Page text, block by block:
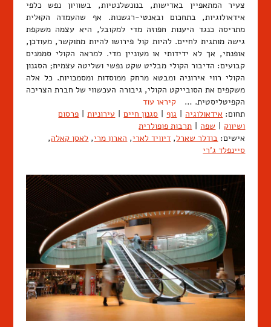
צעיר המתאפיין באדישות, בנונשלנטיות, בשוויון נפש כלפי
אידאולוגיות, בתחכום ובאנטי-רגשנות. אף שהעמדה הקוּלית
מתריסה כנגד היענות חפוזה מדי למקובל, היא עצמה משקפת
גישה מותגית לחיים. להיות קול פירושו להיות מתוקשר, מעודכן,
אופנתי, אך לא ידידותי או מעוניין מדי. למראה הקולי סממנים
קבועים: הדיבור הקולי מבליט שקט נפשי ושליטה עצמית; הסגנון
הקולי רווי אירוניה ומבטא מרחק ממוסדות ומסמכויות. כל אלה
משקפים את הסובייקט הקולי, גיבורה העכשווי של חברת הצריכה
הקפיטליסטית. … קיראו עוד
תחום: אידאולוגיה | גוף | סגנון חיים | עירוניות | פרסום
ושיווק | שפה | תרבות פופולרית
אישים: בודלר שארל, דיוויד לארי, הארון מרי, לאסן קאלה,
סיינפלד ג'רי